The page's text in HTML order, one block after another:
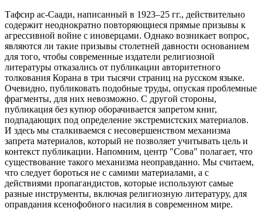
Тафсир ас-Саади, написанный в 1923–25 гг., действительно
содержит неоднократно повторяющиеся прямые призывы к
агрессивной войне с иноверцами. Однако возникает вопрос,
являются ли такие призывы столетней давности основанием
для того, чтобы современные издатели религиозной
литературы отказались от публикации авторитетного
толкования Корана в три тысячи страниц на русском языке.
Очевидно, публиковать подобные труды, опуская проблемные
фрагменты, для них невозможно. С другой стороны,
публикация без купюр оборачивается запретом книг,
подпадающих под определение экстремистских материалов.
И здесь мы сталкиваемся с несовершенством механизма
запрета материалов, который не позволяет учитывать цель и
контекст публикации. Напомним, центр "Сова" полагает, что
существование такого механизма неоправданно. Мы считаем,
что следует бороться не с самими материалами, а с
действиями пропагандистов, которые используют самые
разные инструменты, включая религиозную литературу, для
оправдания ксенофобного насилия в современном мире.